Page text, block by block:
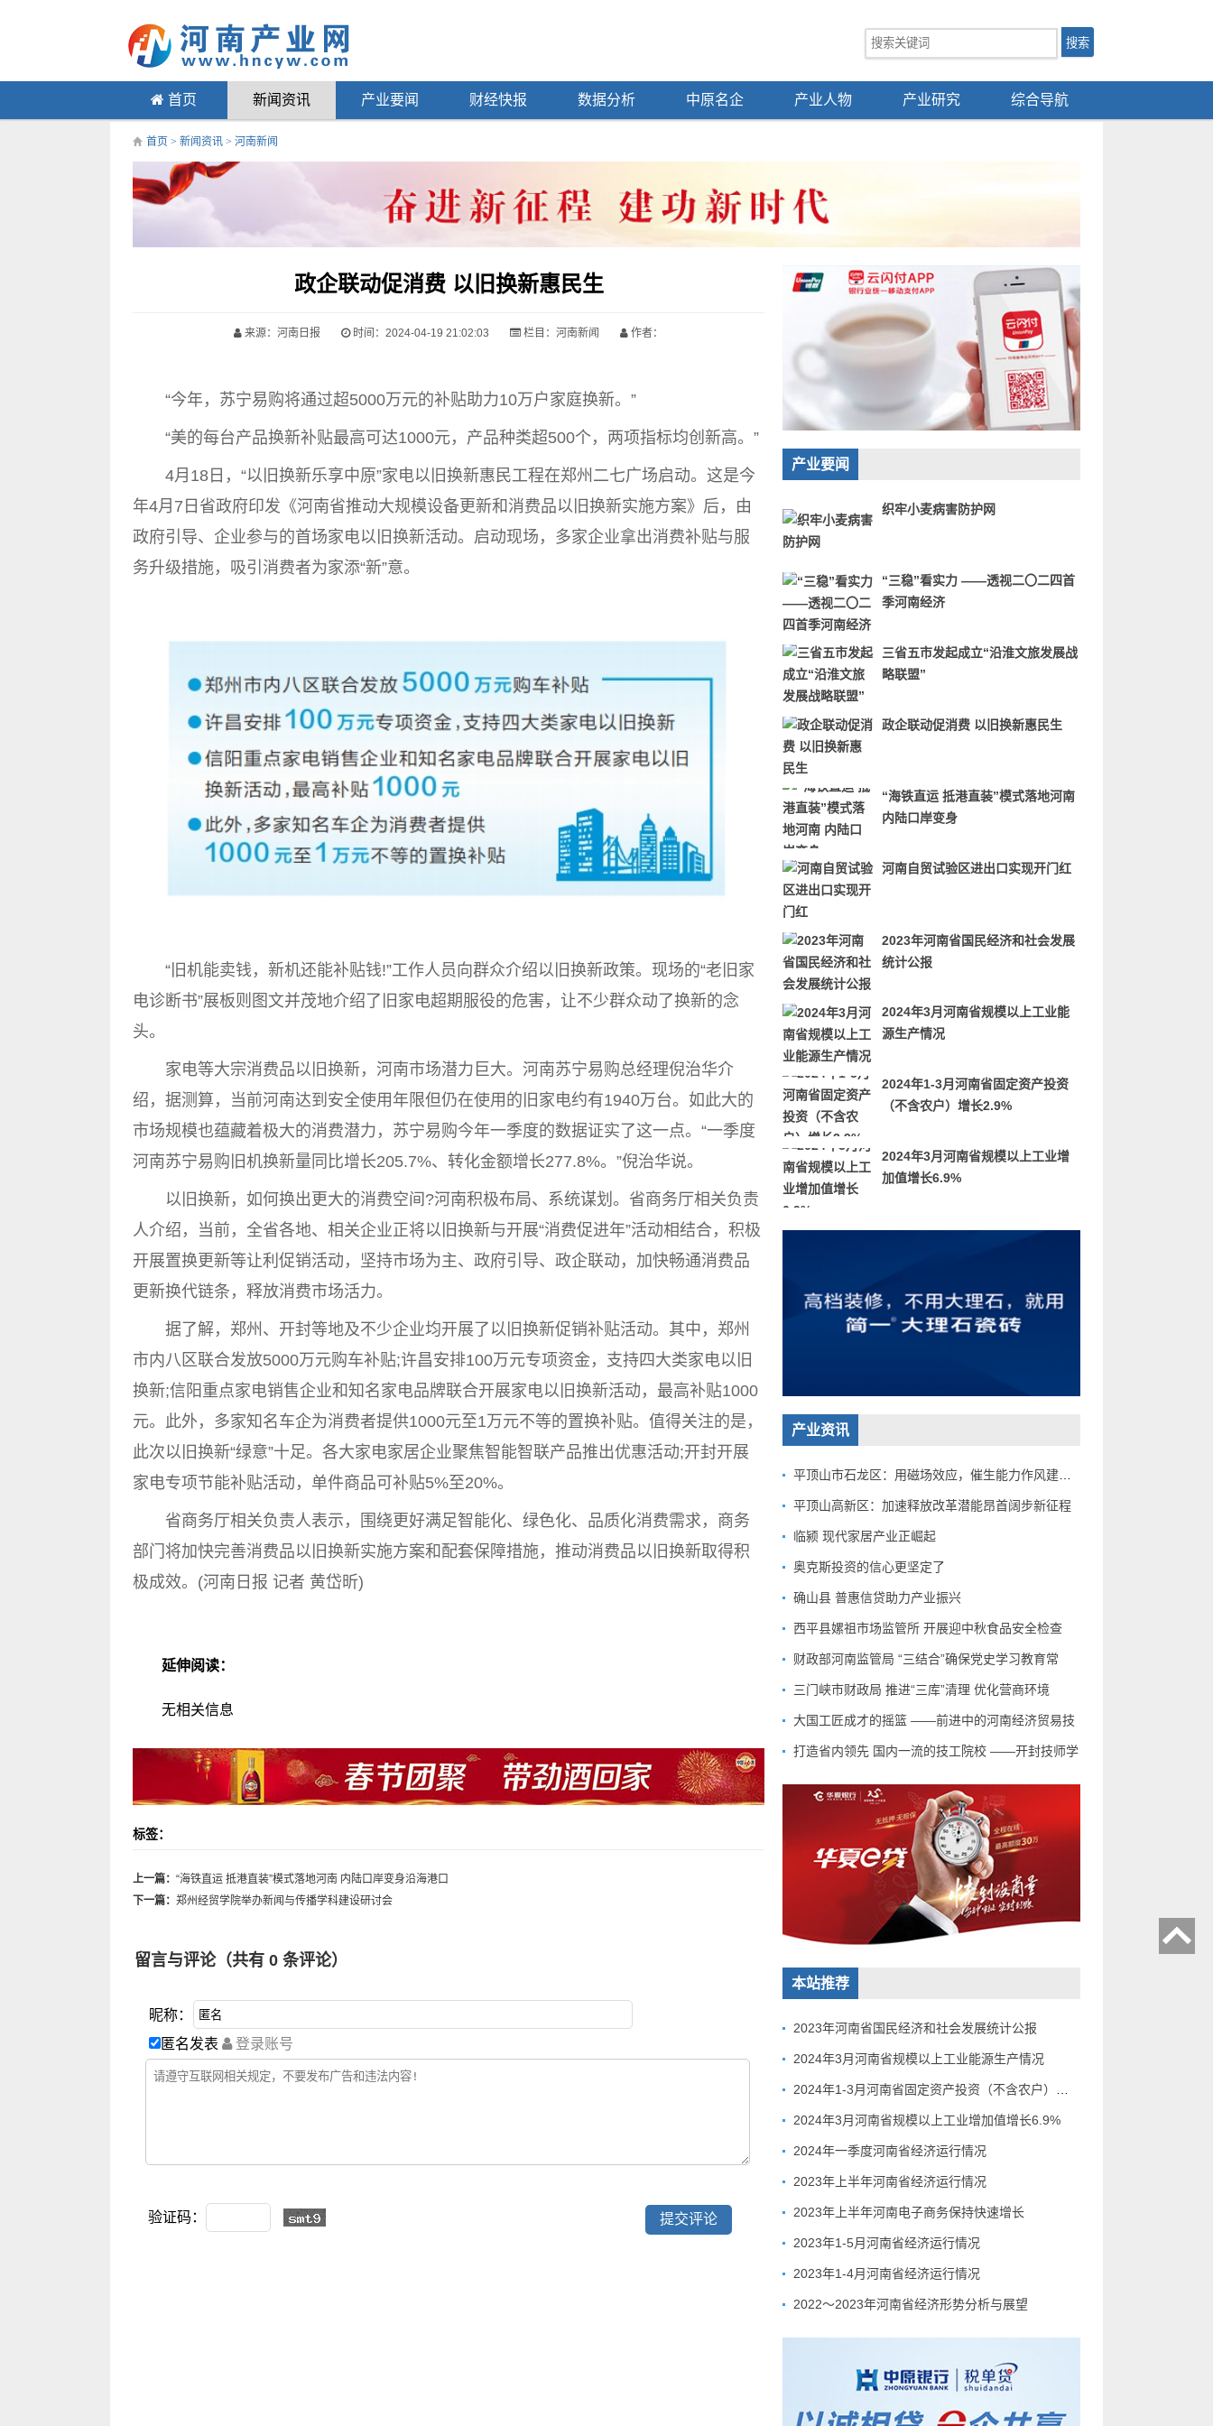
首页 新闻资讯 产业要闻 财经快报 数据分析 中原名企 产业人物 产业研究 综合导航
首页 > 新闻资讯 > 河南新闻
政企联动促消费 以旧换新惠民生
来源：河南日报 时间：2024-04-19 21:02:03 栏目： 河南新闻 作者：
“今年，苏宁易购将通过超5000万元的补贴助力10万户家庭换新。”
“美的每台产品换新补贴最高可达1000元，产品种类超500个，两项指标均创新高。”
4月18日，“以旧换新乐享中原”家电以旧换新惠民工程在郑州二七广场启动。这是今
年4月7日省政府印发《河南省推动大规模设备更新和消费品以旧换新实施方案》后，由
政府引导、企业参与的首场家电以旧换新活动。启动现场，多家企业拿出消费补贴与服
务升级措施，吸引消费者为家添“新”意。
“旧机能卖钱，新机还能补贴钱!”工作人员向群众介绍以旧换新政策。现场的“老旧家
电诊断书”展板则图文并茂地介绍了旧家电超期服役的危害，让不少群众动了换新的念
头。
家电等大宗消费品以旧换新，河南市场潜力巨大。河南苏宁易购总经理倪治华介
绍，据测算，当前河南达到安全使用年限但仍在使用的旧家电约有1940万台。如此大的
市场规模也蕴藏着极大的消费潜力，苏宁易购今年一季度的数据证实了这一点。“一季度
河南苏宁易购旧机换新量同比增长205.7%、转化金额增长277.8%。”倪治华说。
以旧换新，如何换出更大的消费空间?河南积极布局、系统谋划。省商务厅相关负责
人介绍，当前，全省各地、相关企业正将以旧换新与开展“消费促进年”活动相结合，积极
开展置换更新等让利促销活动，坚持市场为主、政府引导、政企联动，加快畅通消费品
更新换代链条，释放消费市场活力。
据了解，郑州、开封等地及不少企业均开展了以旧换新促销补贴活动。其中，郑州
市内八区联合发放5000万元购车补贴;许昌安排100万元专项资金，支持四大类家电以旧
换新;信阳重点家电销售企业和知名家电品牌联合开展家电以旧换新活动，最高补贴1000
元。此外，多家知名车企为消费者提供1000元至1万元不等的置换补贴。值得关注的是，
此次以旧换新“绿意”十足。各大家电家居企业聚焦智能智联产品推出优惠活动;开封开展
家电专项节能补贴活动，单件商品可补贴5%至20%。
省商务厅相关负责人表示，围绕更好满足智能化、绿色化、品质化消费需求，商务
部门将加快完善消费品以旧换新实施方案和配套保障措施，推动消费品以旧换新取得积
极成效。(河南日报 记者 黄岱昕)
延伸阅读：
无相关信息
标签：
上一篇： “海铁直运 抵港直装”模式落地河南 内陆口岸变身沿海港口
下一篇： 郑州经贸学院举办新闻与传播学科建设研讨会
留言与评论（共有 0 条评论）
昵称：
匿名发表
登录账号
验证码：
产业要闻
织牢小麦病害防护网
“三稳”看实力 ——透视二〇二四首
季河南经济
三省五市发起成立“沿淮文旅发展战
略联盟”
政企联动促消费 以旧换新惠民生
“海铁直运 抵港直装”模式落地河南
内陆口岸变身
河南自贸试验区进出口实现开门红
2023年河南省国民经济和社会发展
统计公报
2024年3月河南省规模以上工业能
源生产情况
2024年1-3月河南省固定资产投资
（不含农户）增长2.9%
2024年3月河南省规模以上工业增
加值增长6.9%
产业资讯
平顶山高新区：加速释放改革潜能昂首阔步新征程
临颍 现代家居产业正崛起
奥克斯投资的信心更坚定了
确山县 普惠信贷助力产业振兴
西平县嫘祖市场监管所 开展迎中秋食品安全检查
财政部河南监管局 “三结合”确保党史学习教育常
三门峡市财政局 推进“三库”清理 优化营商环境
大国工匠成才的摇篮 ——前进中的河南经济贸易技
打造省内领先 国内一流的技工院校 ——开封技师学
本站推荐
2023年河南省国民经济和社会发展统计公报
2024年3月河南省规模以上工业能源生产情况
2024年3月河南省规模以上工业增加值增长6.9%
2024年一季度河南省经济运行情况
2023年上半年河南省经济运行情况
2023年上半年河南电子商务保持快速增长
2023年1-5月河南省经济运行情况
2023年1-4月河南省经济运行情况
2022～2023年河南省经济形势分析与展望